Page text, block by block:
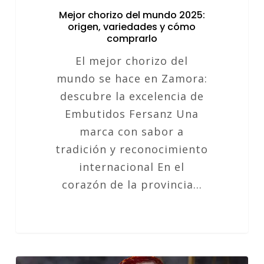
Mejor chorizo del mundo 2025:
origen, variedades y cómo
comprarlo
El mejor chorizo del
mundo se hace en Zamora:
descubre la excelencia de
Embutidos Fersanz Una
marca con sabor a
tradición y reconocimiento
internacional En el
corazón de la provincia…